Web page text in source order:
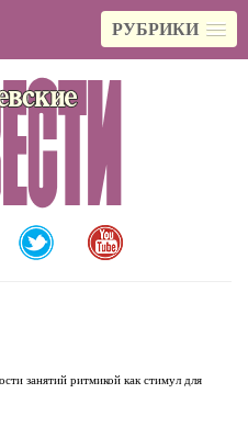
РУБРИКИ
занятий ритмикой как стимул для